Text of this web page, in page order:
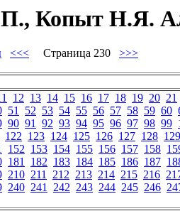
Копыт Н.Я.
<<< Страница 230 >>>
12 13 14 15 16 17 18 19 20 21
51 52 53 54 55 56 57 58 59 60
90 91 92 93 94 95 96 97 98 99
122 123 124 125 126 127 128 129
152 153 154 155 156 157 158
181 182 183 184 185 186 187
210 211 212 213 214 215 216
240 241 242 243 244 245 246